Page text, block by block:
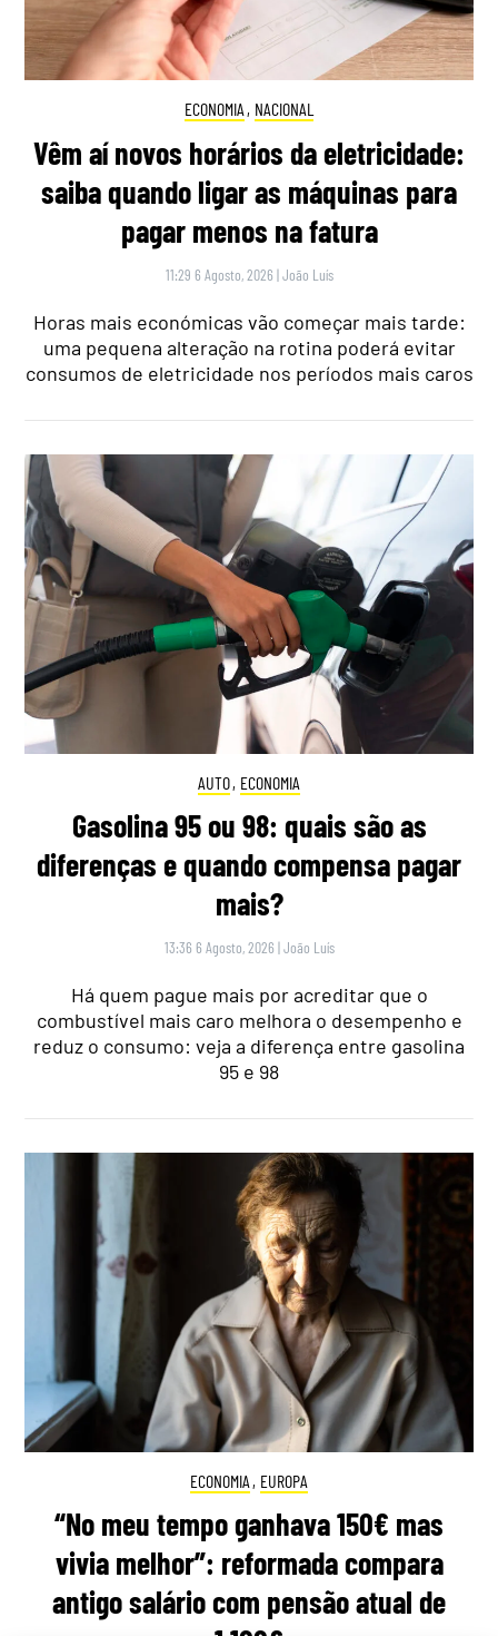
ECONOMIA , NACIONAL
Vêm aí novos horários da eletricidade:
saiba quando ligar as máquinas para
pagar menos na fatura
11:29 6 Agosto, 2026 |João Luís
Horas mais económicas vão começar mais tarde:
uma pequena alteração na rotina poderá evitar
consumos de eletricidade nos períodos mais caros
AUTO, ECONOMIA
Gasolina 95 ou 98: quais são as
diferenças e quando compensa pagar
mais?
13:36 6 Agosto, 2026 |João Luís
Há quem pague mais por acreditar que o
combustível mais caro melhora o desempenho e
reduz o consumo: veja a diferença entre gasolina
95 e 98
ECONOMIA , EUROPA
“No meu tempo ganhava 150€ mas
vivia melhor”: reformada compara
antigo salário com pensão atual de